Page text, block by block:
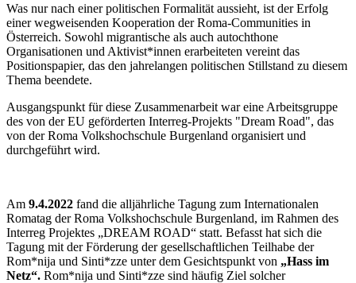
Was nur nach einer politischen Formalität aussieht, ist der Erfolg
einer wegweisenden Kooperation der Roma-Communities in
Österreich. Sowohl migrantische als auch autochthone
Organisationen und Aktivist*innen erarbeiteten vereint das
Positionspapier, das den jahrelangen politischen Stillstand zu diesem
Thema beendete.
Ausgangspunkt für diese Zusammenarbeit war eine Arbeitsgruppe
des von der EU geförderten Interreg-Projekts "Dream Road", das
von der Roma Volkshochschule Burgenland organisiert und
durchgeführt wird.
Am 9.4.2022 fand die alljährliche Tagung zum Internationalen
Romatag der Roma Volkshochschule Burgenland, im Rahmen des
Interreg Projektes „DREAM ROAD“ statt. Befasst hat sich die
Tagung mit der Förderung der gesellschaftlichen Teilhabe der
Rom*nija und Sinti*zze unter dem Gesichtspunkt von „Hass im
Netz“. Rom*nija und Sinti*zze sind häufig Ziel solcher